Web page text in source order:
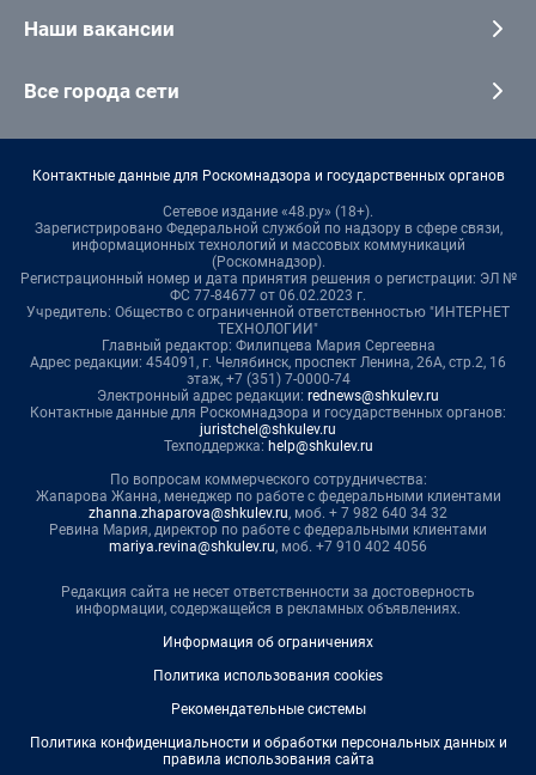
Наши вакансии
Все города сети
Контактные данные для Роскомнадзора и государственных органов
Сетевое издание «48.ру» (18+).
Зарегистрировано Федеральной службой по надзору в сфере связи,
информационных технологий и массовых коммуникаций
(Роскомнадзор).
Регистрационный номер и дата принятия решения о регистрации: ЭЛ №
ФС 77-84677 от 06.02.2023 г.
Учредитель: Общество с ограниченной ответственностью "ИНТЕРНЕТ
ТЕХНОЛОГИИ"
Главный редактор: Филипцева Мария Сергеевна
Адрес редакции: 454091, г. Челябинск, проспект Ленина, 26А, стр.2, 16
этаж, +7 (351) 7-0000-74
Электронный адрес редакции: rednews@shkulev.ru
Контактные данные для Роскомнадзора и государственных органов:
juristchel@shkulev.ru
Техподдержка: help@shkulev.ru
По вопросам коммерческого сотрудничества:
Жапарова Жанна, менеджер по работе с федеральными клиентами
zhanna.zhaparova@shkulev.ru, моб. + 7 982 640 34 32
Ревина Мария, директор по работе с федеральными клиентами
mariya.revina@shkulev.ru, моб. +7 910 402 4056
Редакция сайта не несет ответственности за достоверность
информации, содержащейся в рекламных объявлениях.
Информация об ограничениях
Политика использования cookies
Рекомендательные системы
Политика конфиденциальности и обработки персональных данных и
правила использования сайта